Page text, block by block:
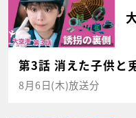
第3話 消えた子供と
8月6日(木)放送分